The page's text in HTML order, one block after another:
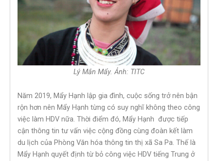
Lý Mắn Mẩy. Ảnh: TITC
Năm 2019, Mẩy Hạnh lập gia đình, cuộc sống trở nên bận
rộn hơn nên Mẩy Hạnh từng có suy nghĩ không theo công
việc làm HDV nữa. Thời điểm đó, Mẩy Hạnh được tiếp
cận thông tin tư vấn việc cộng đồng cùng đoàn kết làm
du lịch của Phòng Văn hóa thông tin thị xã Sa Pa. Thế là
Mẩy Hạnh quyết định từ bỏ công việc HDV tiếng Trung ở